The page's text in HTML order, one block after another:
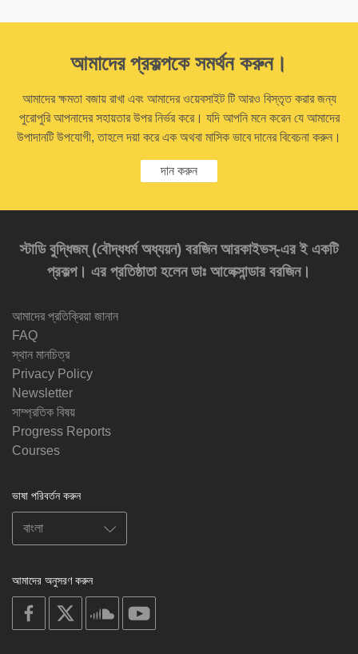
আমাদের প্রকল্পকে সমর্থন করুন।
আমাদের ক্ষমতা বজায় রাখা এবং আমাদের ওয়েবসাইট টি আরও বিস্তৃত করার জন্য
পুরোপুরি আপনাদের সহায়তার উপর নির্ভর করে। যদি আপনি মনে করেন যে আমাদের
উপাদানটি উপযোগী, তাহলে দয়া করে এক অথবা মাসিক ভাবে দানের বিবেচনা করুন।
দান করুন
স্টাডি বুদ্ধিজম্‌ (বৌদ্ধধর্ম অধ্যয়ন) বরজিন আরকাইভস্‌-এর ই একটি
প্রকল্প। এর প্রতিষ্ঠাতা হলেন ডাঃ আলেক্সান্ডার বরজিন।
আমাদের প্রতিক্রিয়া জানান
FAQ
স্থান মানচিত্র
Privacy Policy
Newsletter
সাম্প্রতিক বিষয়
Progress Reports
Courses
ভাষা পরিবর্তন করুন
আমাদের অনুসরণ করুন
on
facebook
soundcloud